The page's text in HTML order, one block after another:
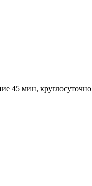
45 мин, круглосуточно